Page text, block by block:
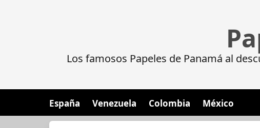
Los famosos Papeles de Panamá al
España Venezuela Colombia México